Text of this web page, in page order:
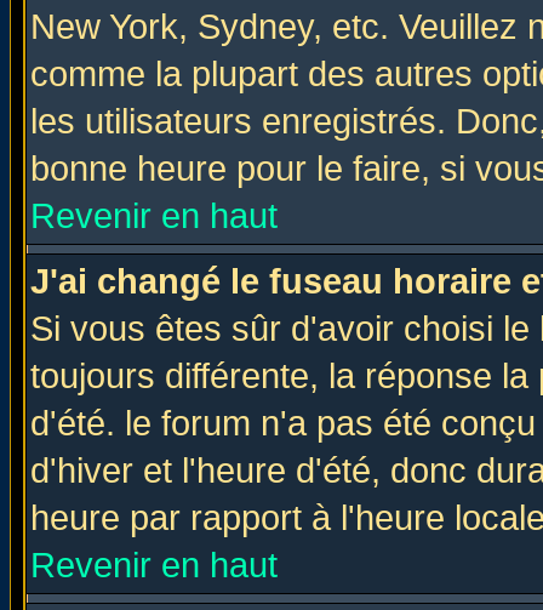
New York, Sydney, etc. Veuillez
comme la plupart des autres
les utilisateurs enregistrés.
bonne heure pour le faire, si
Revenir en haut
J'ai changé le fuseau horaire
Si vous êtes sûr d'avoir choisi
toujours différente, la réponse
d'été. le forum n'a pas été
d'hiver et l'heure d'été, donc
heure par rapport à l'heure
Revenir en haut